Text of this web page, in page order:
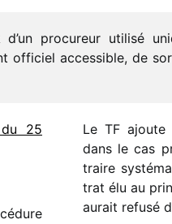
procu­reur utilisé
offi­ciel acces­sible, de
25
Le TF ajoute
dans le cas
traire
trat élu au
aurait refusé